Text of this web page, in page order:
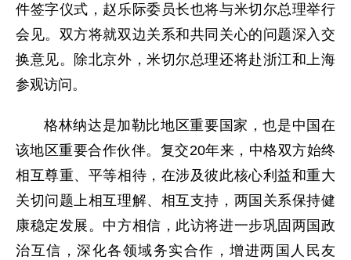
件签字仪式，赵乐际委员长也将与米切尔总理举行
会见。双方将就双边关系和共同关心的问题深入交
换意见。除北京外，米切尔总理还将赴浙江和上海
参观访问。
格林纳达是加勒比地区重要国家，也是中国在
该地区重要合作伙伴。复交20年来，中格双方始终
相互尊重、平等相待，在涉及彼此核心利益和重大
关切问题上相互理解、相互支持，两国关系保持健
康稳定发展。中方相信，此访将进一步巩固两国政
治互信，深化各领域务实合作，增进两国人民友